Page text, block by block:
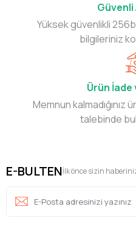
Güvenli
Yüksek güvenlikli
bilgileriniz
Ürün İade
Memnun kalmadığınız
talebinde
E-BULTENİlk önce sizin